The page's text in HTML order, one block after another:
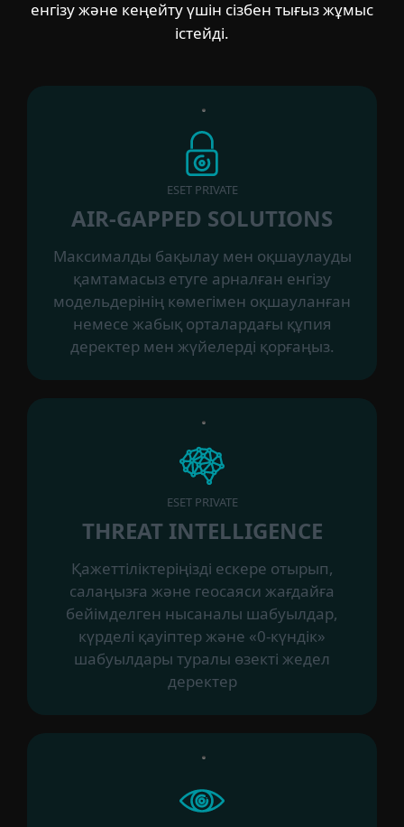
енгізу және кеңейту үшін сізбен тығыз жұмыс
істейді.
ESET PRIVATE
AIR-GAPPED SOLUTIONS
Максималды бақылау мен оқшаулауды
қамтамасыз етуге арналған енгізу
модельдерінің көмегімен оқшауланған
немесе жабық орталардағы құпия
деректер мен жүйелерді қорғаңыз.
ESET PRIVATE
THREAT INTELLIGENCE
Қажеттіліктеріңізді ескере отырып,
салаңызға және геосаяси жағдайға
бейімделген нысаналы шабуылдар,
күрделі қауіптер және «0-күндік»
шабуылдары туралы өзекті жедел
деректер